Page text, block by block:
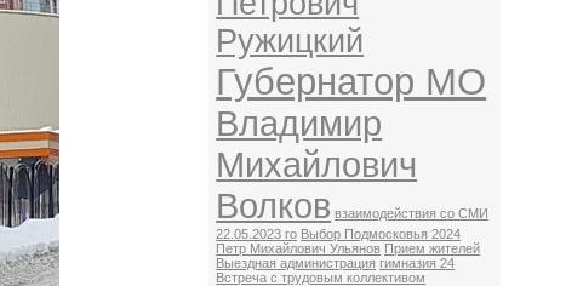
Ружицкий
Губернатор МО
Владимир
Михайлович
Волков взаимодействия со СМИ
22.05.2023 го Выбор Подмосковья 2024
Петр Михайлович Ульянов Прием жителей
Выездная администрация гимназия 24
Встреча с трудовым коллективом